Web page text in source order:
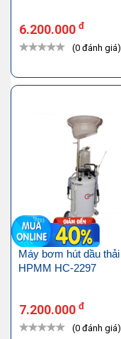
6.200.000 đ
(0 đánh giá)
Máy bơm hút dầu thải
HPMM HC-2297
7.200.000 đ
(0 đánh giá)